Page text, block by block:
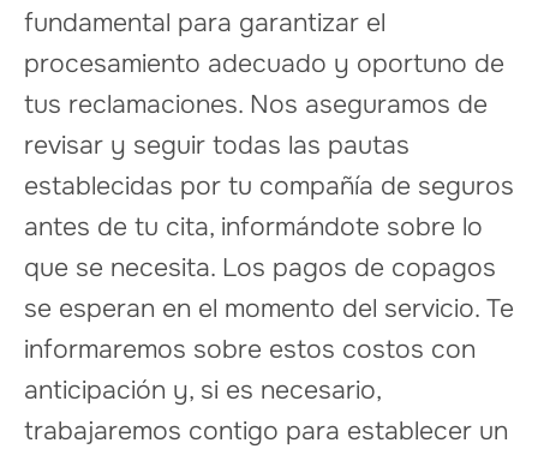
fundamental para garantizar el
procesamiento adecuado y oportuno de
tus reclamaciones. Nos aseguramos de
revisar y seguir todas las pautas
establecidas por tu compañía de seguros
antes de tu cita, informándote sobre lo
que se necesita. Los pagos de copagos
se esperan en el momento del servicio. Te
informaremos sobre estos costos con
anticipación y, si es necesario,
trabajaremos contigo para establecer un